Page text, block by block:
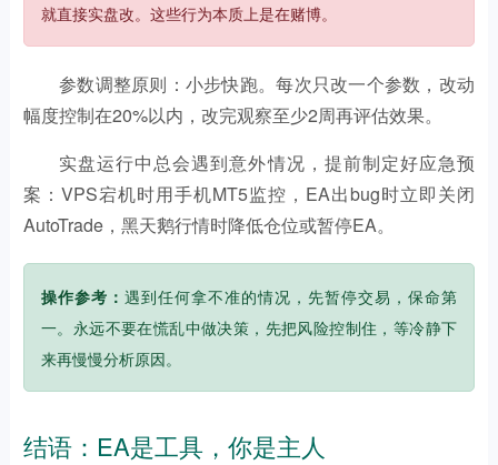
就直接实盘改。这些行为本质上是在赌博。
参数调整原则：小步快跑。每次只改一个参数，改动
幅度控制在20%以内，改完观察至少2周再评估效果。
实盘运行中总会遇到意外情况，提前制定好应急预
案：VPS宕机时用手机MT5监控，EA出bug时立即关闭
AutoTrade，黑天鹅行情时降低仓位或暂停EA。
操作参考： 遇到任何拿不准的情况，先暂停交易，保命第
一。永远不要在慌乱中做决策，先把风险控制住，等冷静下
来再慢慢分析原因。
结语：EA是工具，你是主人